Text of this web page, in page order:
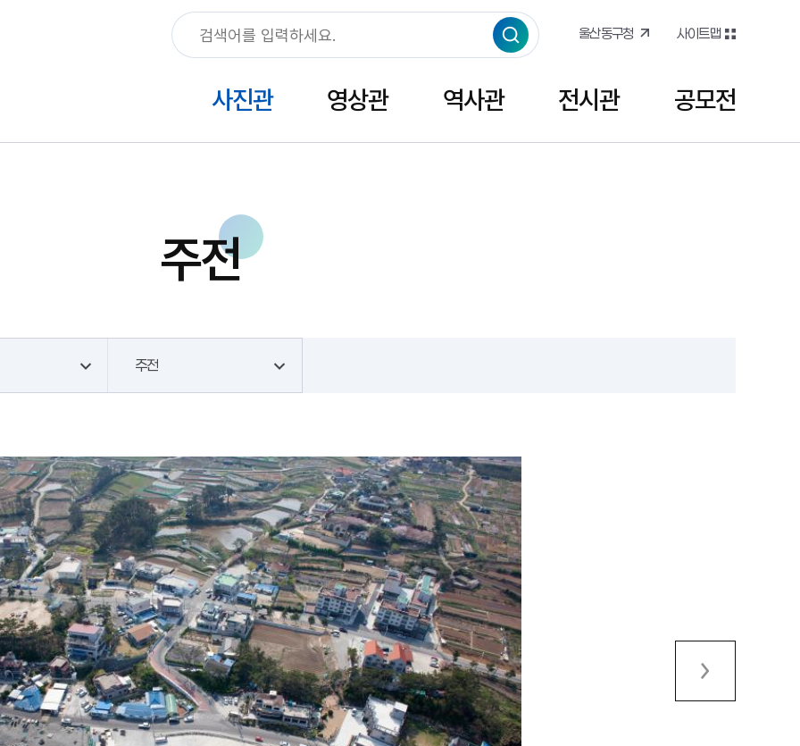
울산동구청 사이트맵
사진관 영상관 역사관 전시관 공모전
주전
주전